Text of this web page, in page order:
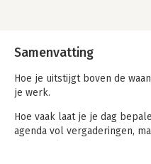
Samenvatting
Hoe je uitstijgt boven de
je werk.
Hoe vaak laat je je dag
agenda vol vergaderingen,